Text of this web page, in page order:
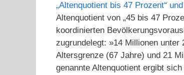
„Altenquotient bis 47 Prozent“
Altenquotient von „45 bis 47
koordinierten
zugrundelegt: »14 Millionen
Altersgrenze (67 Jahre) und 21
genannte Altenquotient ergibt